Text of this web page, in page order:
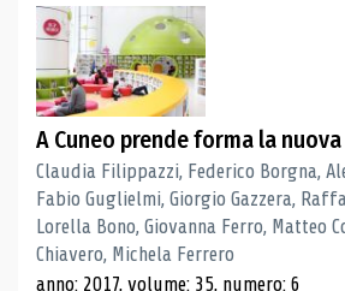
A Cuneo prende forma la
Claudia Filippazzi, Federico Borgna,
Fabio Guglielmi, Giorgio Gazzera,
Lorella Bono, Giovanna Ferro, Matteo
Chiavero, Michela Ferrero
anno: 2017, volume: 35, numero: 6